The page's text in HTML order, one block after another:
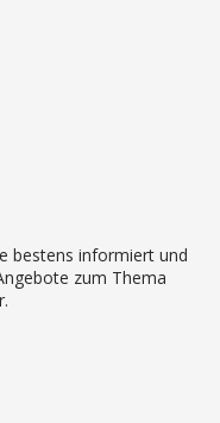
bestens informiert und
zum Thema